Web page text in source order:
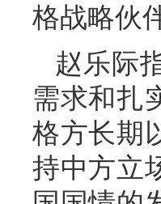
格战略伙
赵乐际
需求和扎
格方长期
持中方立